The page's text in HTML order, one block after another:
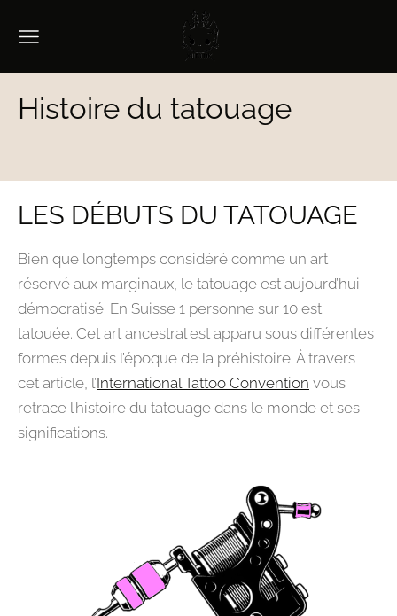
Histoire du tatouage
LES DÉBUTS DU TATOUAGE
Bien que longtemps considéré comme un art
réservé aux marginaux, le tatouage est aujourd’hui
démocratisé. En Suisse 1 personne sur 10 est
tatouée. Cet art ancestral est apparu sous différentes
formes depuis l’époque de la préhistoire. À travers
cet article, l’International Tattoo Convention vous
retrace l’histoire du tatouage dans le monde et ses
significations.